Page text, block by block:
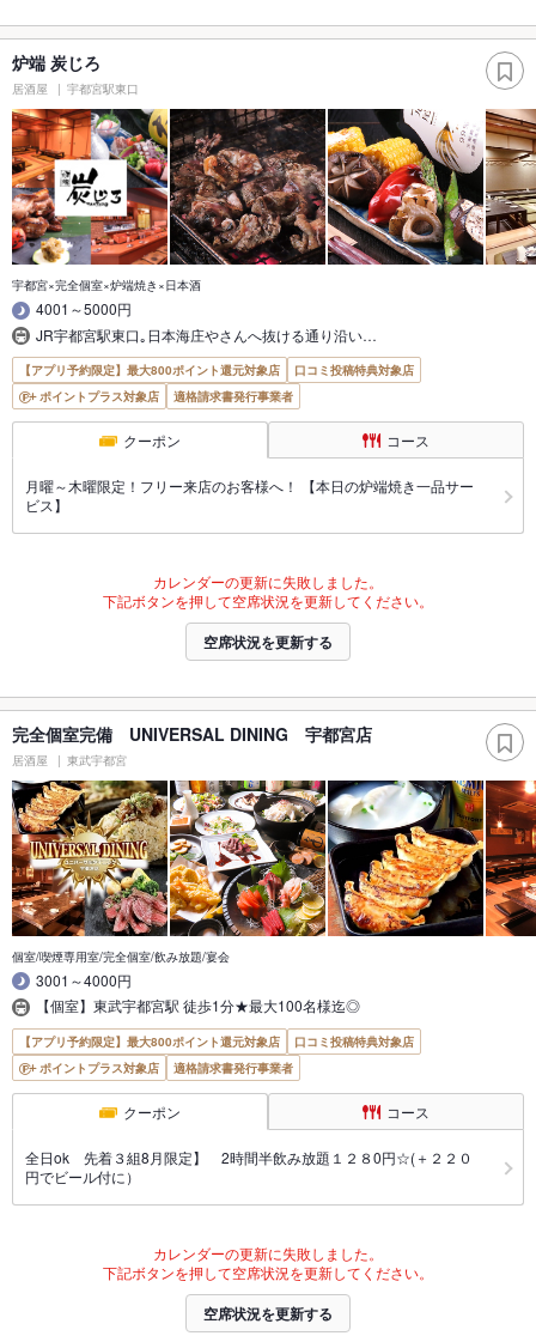
炉端 炭じろ
居酒屋 宇都宮駅東口
宇都宮×完全個室×炉端焼き×日本酒
4001～5000円
JR宇都宮駅東口｡日本海庄やさんへ抜ける通り沿い…
【アプリ予約限定】最大800ポイント還元対象店
口コミ投稿特典対象店
ポイントプラス対象店
適格請求書発行事業者
クーポン コース
月曜～木曜限定！フリー来店のお客様へ！ 【本日の炉端焼き一品サー
ビス】
カレンダーの更新に失敗しました。
下記ボタンを押して空席状況を更新してください。
空席状況を更新する
完全個室完備 UNIVERSAL DINING 宇都宮店
居酒屋 東武宇都宮
個室/喫煙専用室/完全個室/飲み放題/宴会
3001～4000円
【個室】東武宇都宮駅 徒歩1分★最大100名様迄◎
【アプリ予約限定】最大800ポイント還元対象店
口コミ投稿特典対象店
ポイントプラス対象店
適格請求書発行事業者
クーポン コース
全日ok 先着３組8月限定】 2時間半飲み放題１２８0円☆(＋２２０
円でビール付に）
カレンダーの更新に失敗しました。
下記ボタンを押して空席状況を更新してください。
空席状況を更新する